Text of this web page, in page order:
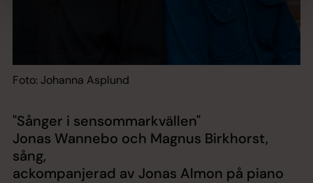
Foto: Johanna Asplund
"Sånger i sensommarkvällen"
Jonas Wannebo och Magnus Birkhorst,
sång,
ackompanjerad av Jonas Almon på piano